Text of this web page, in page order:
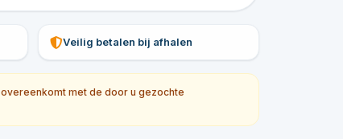
Veilig betalen bij afhalen
overeenkomt met de door u gezochte